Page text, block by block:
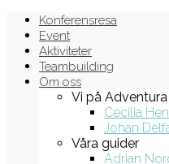
Konferensresa
Event
Aktiviteter
Teambuilding
Om oss
Vi på Adventura
Cecilia
Johan
Våra guider
Adrian